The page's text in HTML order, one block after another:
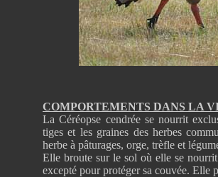
COMPORTEMENTS DANS LA
La Céréopse cendrée se nourrit
tiges et les graines des herbes
herbe à pâturages, orge, trèfle et
Elle broute sur le sol où elle se
excepté pour protéger sa couvée. Elle